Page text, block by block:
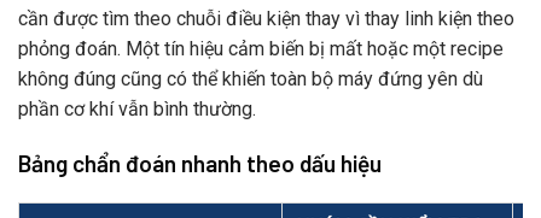
cần được tìm theo chuỗi điều kiện thay vì thay linh kiện theo
phỏng đoán. Một tín hiệu cảm biến bị mất hoặc một recipe
không đúng cũng có thể khiến toàn bộ máy đứng yên dù
phần cơ khí vẫn bình thường.
Bảng chẩn đoán nhanh theo dấu hiệu